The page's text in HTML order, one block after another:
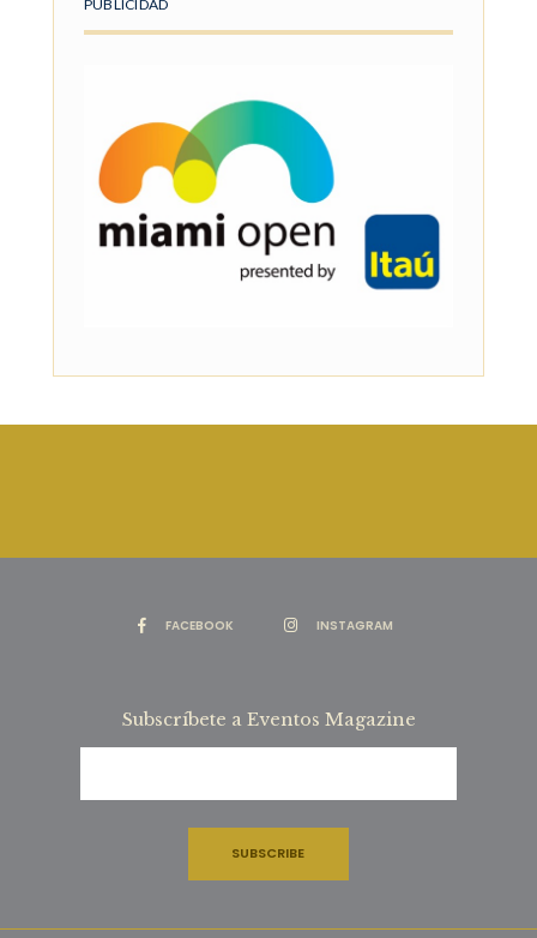
PUBLICIDAD
FACEBOOK INSTAGRAM
Subscríbete a Eventos Magazine